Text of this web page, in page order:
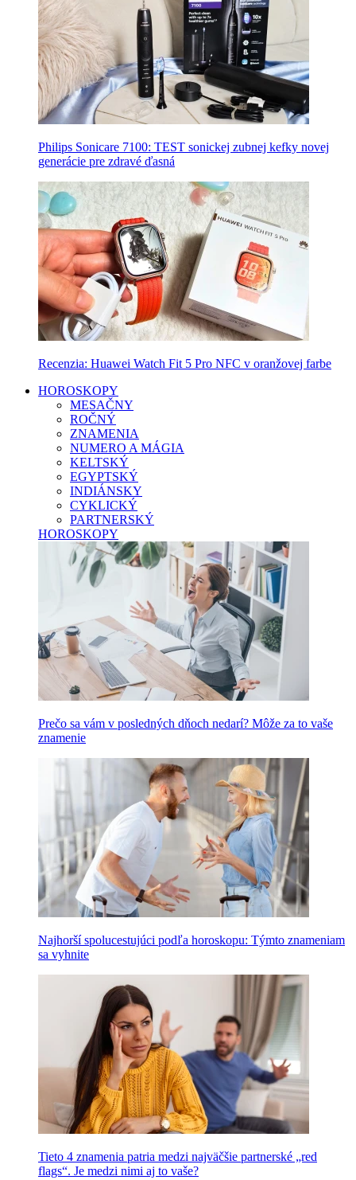
Philips Sonicare 7100: TEST sonickej zubnej kefky novej
generácie pre zdravé ďasná
Recenzia: Huawei Watch Fit 5 Pro NFC v oranžovej farbe
HOROSKOPY
MESAČNY
ROČNÝ
ZNAMENIA
NUMERO A MÁGIA
KELTSKÝ
EGYPTSKÝ
INDIÁNSKY
CYKLICKÝ
PARTNERSKÝ
HOROSKOPY
Prečo sa vám v posledných dňoch nedarí? Môže za to vaše
znamenie
Najhorší spolucestujúci podľa horoskopu: Týmto znameniam
sa vyhnite
Tieto 4 znamenia patria medzi najväčšie partnerské „red
flags“. Je medzi nimi aj to vaše?